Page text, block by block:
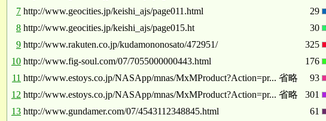
7 http://www.geocities.jp/keishi_ajs/page011.html 29
8 http://www.geocities.jp/keishi_ajs/page015.ht 30
9 http://www.rakuten.co.jp/kudamononosato/472951/ 325
10 http://www.fig-soul.com/07/7055000000443.html 176
11 http://www.estoys.co.jp/NASApp/mnas/MxMProduct?Action=pr... 省略 93
12 http://www.estoys.co.jp/NASApp/mnas/MxMProduct?Action=pr... 省略 301
13 http://www.gundamer.com/07/4543112348845.html 61